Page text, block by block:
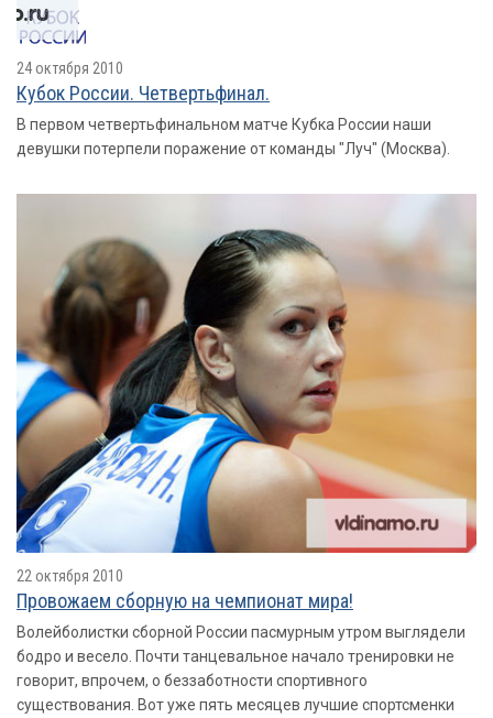
24 октября 2010
Кубок России. Четвертьфинал.
В первом четвертьфинальном матче Кубка России наши
девушки потерпели поражение от команды "Луч" (Москва).
22 октября 2010
Провожаем сборную на чемпионат мира!
Волейболистки сборной России пасмурным утром выглядели
бодро и весело. Почти танцевальное начало тренировки не
говорит, впрочем, о беззаботности спортивного
существования. Вот уже пять месяцев лучшие спортсменки